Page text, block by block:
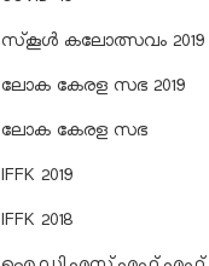
സ്‌കൂള്‍ കലോത്സവം 2019
ലോക കേരള സഭ 2019
ലോക കേരള സഭ
IFFK 2019
IFFK 2018